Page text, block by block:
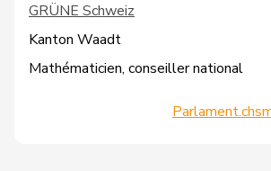
GRÜNE Schweiz
Kanton Waadt
Mathématicien, conseiller national
Parlament.ch